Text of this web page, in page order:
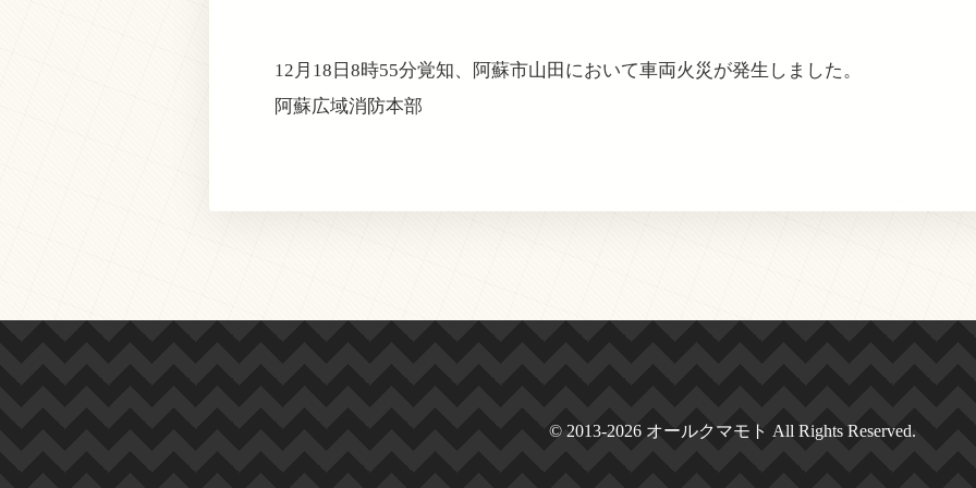
12月18日8時55分覚知、阿蘇市山田において車両火災が発生しました。
阿蘇広域消防本部
© 2013-2026 オールクマモト All Rights Reserved.